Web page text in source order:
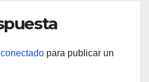
conectado para publicar un